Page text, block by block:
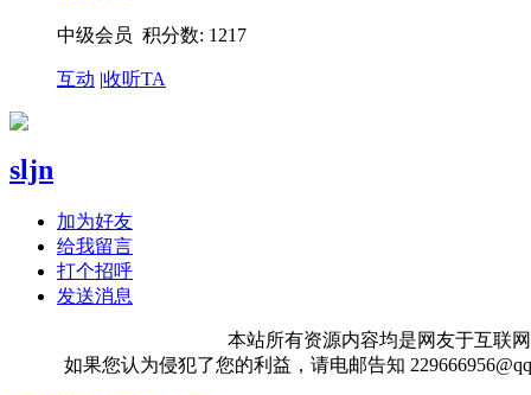
中级会员 积分数: 1217
互动 |收听TA
sljn
加为好友
给我留言
打个招呼
发送消息
本站所有资源内容均是网友于互联
如果您认为侵犯了您的利益，请电邮告知